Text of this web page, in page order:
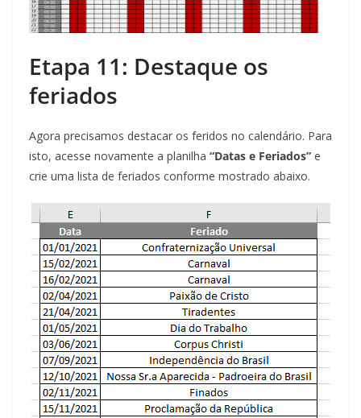
Etapa 11: Destaque os
feriados
Agora precisamos destacar os feridos no calendário. Para
isto, acesse novamente a planilha “Datas e Feriados” e
crie uma lista de feriados conforme mostrado abaixo.